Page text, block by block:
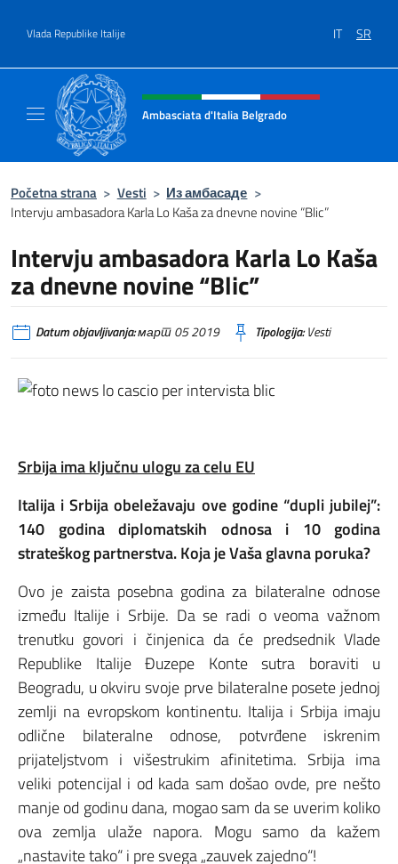
Vlada Republike Italije IT SR
Header, social and menu of site
Ambasciata d'Italia Belgrado
Početna strana > Vesti > Из амбасаде >
Intervju ambasadora Karla Lo Kaša za dnevne novine “Blic”
Intervju ambasadora Karla Lo Kaša
za dnevne novine “Blic”
Datum objavljivanja:март 05 2019 Tipologija:Vesti
Srbija ima ključnu ulogu za celu EU
Italija i Srbija obeležavaju ove godine “dupli jubilej”:
140 godina diplomatskih odnosa i 10 godina
strateškog partnerstva. Koja je Vaša glavna poruka?
Ovo je zaista posebna godina za bilateralne odnose
između Italije i Srbije. Da se radi o veoma važnom
trenutku govori i činjenica da će predsednik Vlade
Republike Italije Đuzepe Konte sutra boraviti u
Beogradu, u okviru svoje prve bilateralne posete jednoj
zemlji na evropskom kontinentu. Italija i Srbija imaju
odlične bilateralne odnose, potvrđene iskrenim
prijateljstvom i višestrukim afinitetima. Srbija ima
veliki potencijal i od kada sam došao ovde, pre nešto
manje od godinu dana, mogao sam da se uverim koliko
ova zemlja ulaže napora. Mogu samo da kažem
„nastavite tako“ i pre svega „zauvek zajedno“!